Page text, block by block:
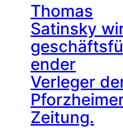
Thomas
Satinsky
ender
Verleger
Zeitung.